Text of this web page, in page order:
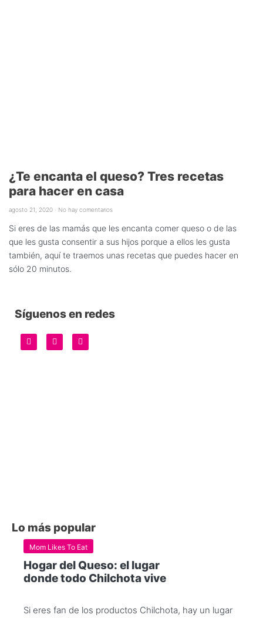
¿Te encanta el queso? Tres recetas
para hacer en casa
agosto 21, 2020 No hay comentarios
Si eres de las mamás que les encanta comer queso o de las
que les gusta consentir a sus hijos porque a ellos les gusta
también, aquí te traemos unas recetas que puedes hacer en
sólo 20 minutos.
Síguenos en redes
Lo más popular
Mom Likes To Eat
Hogar del Queso: el lugar
donde todo Chilchota vive
Si eres fan de los productos Chilchota, hay un lugar